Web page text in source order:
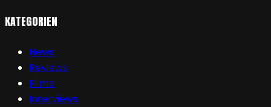
KATEGORIEN
News
Reviews
Filme
Interviews